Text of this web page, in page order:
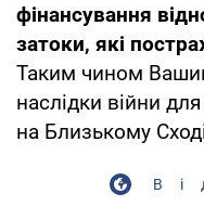
фінансування
затоки, які
Таким чином
наслідки війни
на Близькому